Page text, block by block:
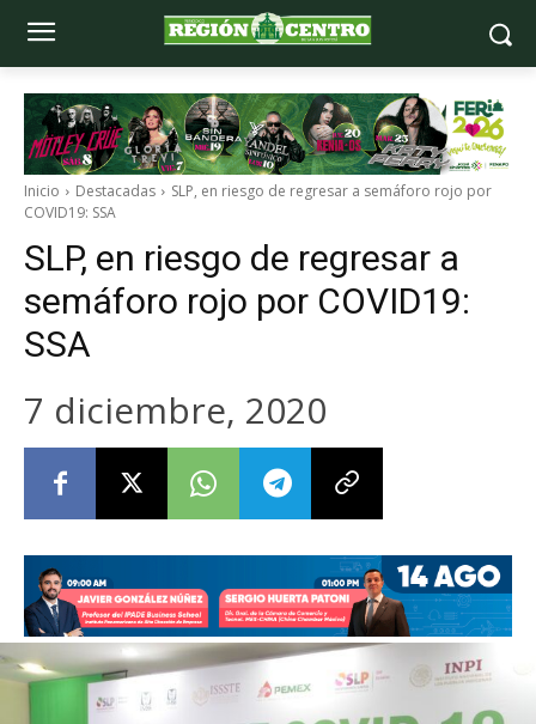
Inicio Destacadas
SLP, en riesgo de regresar a semáforo rojo por
COVID19: SSA
SLP, en riesgo de regresar a
semáforo rojo por COVID19:
SSA
7 diciembre, 2020